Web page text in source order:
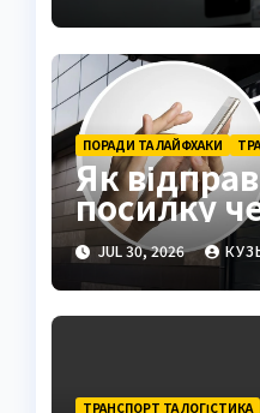
ПОРАДИ ТА ЛАЙФХАКИ
Як
посилку
JUL 30, 2026
ТРАНСПОРТ ТА ЛОГІСТИКА